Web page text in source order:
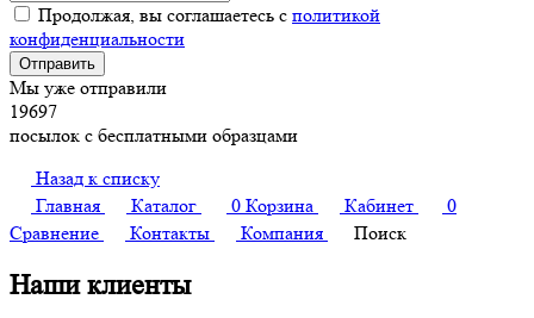
Продолжая, вы соглашаетесь с политикой
конфиденциальности
Мы уже отправили
19697
посылок с бесплатными образцами
Назад к списку
Главная
Каталог 0 Корзина Кабинет
0
Сравнение
Контакты Компания Поиск
Наши клиенты